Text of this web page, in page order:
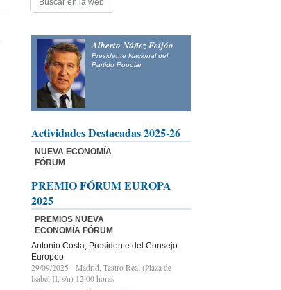
Alberto Núñez Feijóo
Presidente Nacional del
Partido Popular
Actividades Destacadas 2025-26
NUEVA ECONOMÍA
FÓRUM
PREMIO FÓRUM EUROPA
2025
PREMIOS NUEVA
ECONOMÍA FÓRUM
Antonio Costa, Presidente del Consejo
Europeo
29/09/2025 - Madrid, Teatro Real (Plaza de
Isabel II, s/n) 12:00 horas